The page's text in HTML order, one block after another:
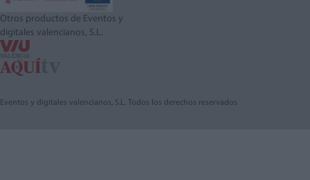
Otros productos de Eventos y
digitales valencianos, S.L.
Eventos y digitales valencianos, S.L. Todos los derechos reservados